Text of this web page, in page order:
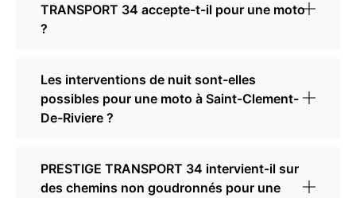
TRANSPORT 34 accepte-t-il pour une moto
?
Les interventions de nuit sont-elles
possibles pour une moto à Saint-Clement-
De-Riviere ?
PRESTIGE TRANSPORT 34 intervient-il sur
des chemins non goudronnés pour une